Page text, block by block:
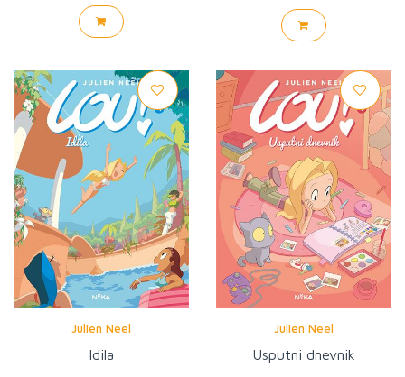
Julien Neel
Idila
Julien Neel
Usputni dnevnik